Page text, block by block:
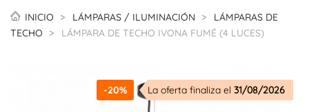
INICIO LÁMPARAS / ILUMINACIÓN
LÁMPARAS DE
TECHO
LÁMPARA DE TECHO IVONA FUMÉ (4 LUCES)
-20% La oferta finaliza el 31/08/2026